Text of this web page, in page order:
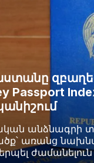
Passport
անձնագրի
առանց